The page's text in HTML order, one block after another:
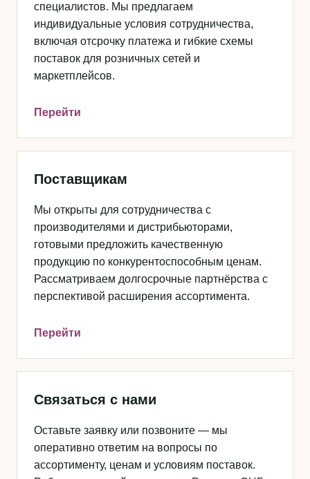
специалистов. Мы предлагаем
индивидуальные условия сотрудничества,
включая отсрочку платежа и гибкие схемы
поставок для розничных сетей и
маркетплейсов.
Перейти
Поставщикам
Мы открыты для сотрудничества с
производителями и дистрибьюторами,
готовыми предложить качественную
продукцию по конкурентоспособным ценам.
Рассматриваем долгосрочные партнёрства с
перспективой расширения ассортимента.
Перейти
Связаться с нами
Оставьте заявку или позвоните — мы
оперативно ответим на вопросы по
ассортименту, ценам и условиям поставок.